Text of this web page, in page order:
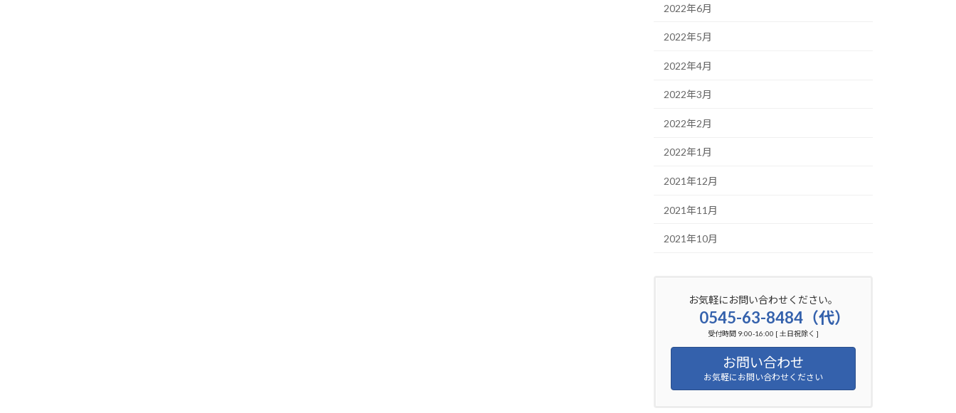
2022年6月
2022年5月
2022年4月
2022年3月
2022年2月
2022年1月
2021年12月
2021年11月
2021年10月
お気軽にお問い合わせください。
0545-63-8484（代）
受付時間 9:00-16:00 [ 土日祝除く ]
お問い合わせ
お気軽にお問い合わせください